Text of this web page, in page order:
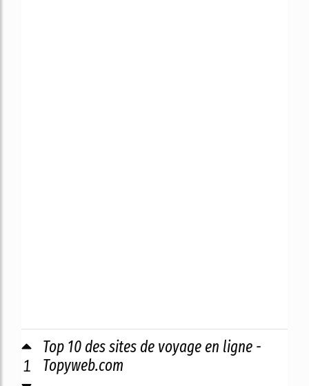
1
Top 10 des sites de voyage en ligne -
Topyweb.com